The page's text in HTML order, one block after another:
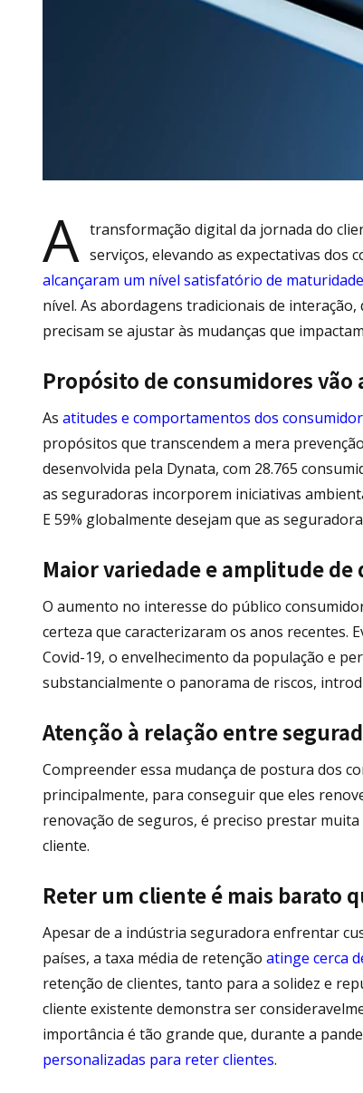
A transformação digital da jornada do
serviços, elevando as expectativas dos
alcançaram um nível satisfatório de
nível. As abordagens tradicionais de
precisam se ajustar às mudanças que
Propósito de consumidores vão
As atitudes e comportamentos dos
propósitos que transcendem a mera
desenvolvida pela Dynata, com 28.765
as seguradoras incorporem iniciativas
E 59% globalmente desejam que as
Maior variedade e amplitude de
O aumento no interesse do público
certeza que caracterizaram os anos recentes.
Covid-19, o envelhecimento da população e
substancialmente o panorama de riscos,
Atenção à relação entre
Compreender essa mudança de postura dos
principalmente, para conseguir que eles
renovação de seguros, é preciso prestar
cliente.
Reter um cliente é mais barato
Apesar de a indústria seguradora enfrentar
países, a taxa média de retenção atinge cerca
retenção de clientes, tanto para a solidez e
cliente existente demonstra ser
importância é tão grande que, durante a
personalizadas para reter clientes.